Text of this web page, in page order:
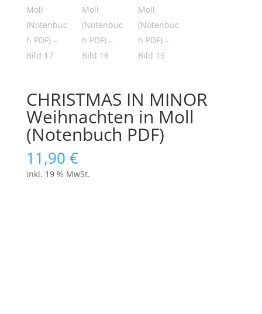
CHRISTMAS IN MINOR
Weihnachten in Moll
(Notenbuch PDF)
11,90 €
inkl. 19 % MwSt.